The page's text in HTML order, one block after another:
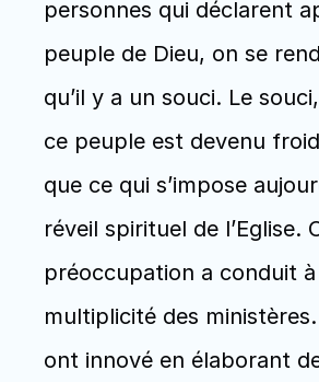
personnes qui déclarent
peuple de Dieu, on se
qu’il y a un souci. Le
ce peuple est devenu
que ce qui s’impose
réveil spirituel de l’Eglise.
préoccupation a conduit à
multiplicité des
ont innové en élaborant